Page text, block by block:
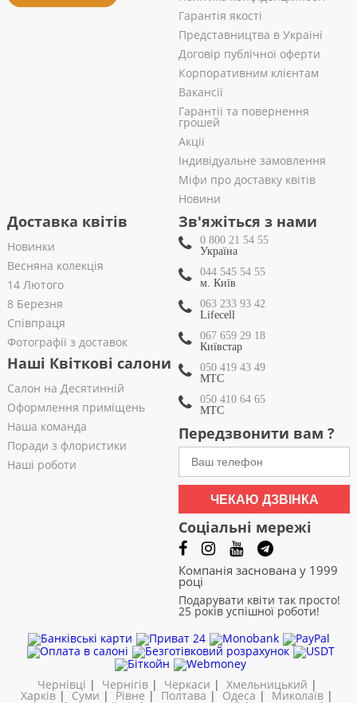
Гарантія якості
Представництва в Україні
Договір публічної оферти
Корпоративним клієнтам
Вакансії
Гарантії та повернення
грошей
Акції
Індивідуальне замовлення
Міфи про доставку квітів
Новини
Доставка квітів
Новинки
Весняна колекція
14 Лютого
8 Березня
Співпраця
Фотографії з доставок
Наші Квіткові салони
Салон на Десятинній
Оформлення приміщень
Наша команда
Поради з флористики
Наші роботи
Зв'яжіться з нами
0 800 21 54 55
Україна
044 545 54 55
м. Київ
063 233 93 42
Lifecell
067 659 29 18
Київстар
050 419 43 49
МТС
050 410 64 65
МТС
Передзвонити вам ?
ЧЕКАЮ ДЗВІНКА
Соціальні мережі
Компанія заснована у 1999
році
Подарувати квіти так просто!
25 років успішної роботи!
Чернівці | Чернігів| Черкаси | Хмельницький |
Харків | Суми | Рівне | Полтава | Одеса | Миколаїв |